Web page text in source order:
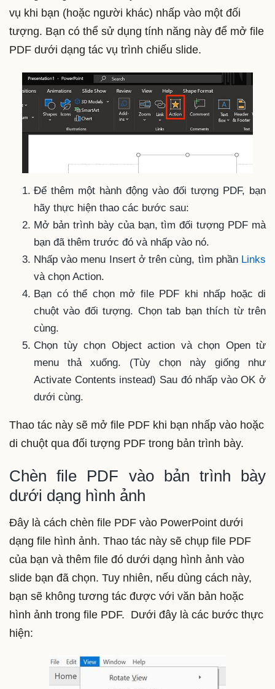
vụ khi bạn (hoặc người khác) nhấp vào một đối
tượng. Bạn có thể sử dụng tính năng này để mở file
PDF dưới dạng tác vụ trình chiếu slide.
Để thêm một hành động vào đối tượng PDF, bạn
hãy thực hiện thao các bước sau:
Mở bản trình bày của bạn, tìm đối tượng PDF mà
bạn đã thêm trước đó và nhấp vào nó.
Nhấp vào menu Insert ở trên cùng, tìm phần Links
và chọn Action.
Bạn có thể chọn mở file PDF khi nhấp hoặc di
chuột vào đối tượng. Chọn tab bạn thích từ trên
cùng.
Chọn tùy chọn Object action và chọn Open từ
menu thả xuống. (Tùy chọn này giống như
Activate Contents instead) Sau đó nhấp vào OK ở
dưới cùng.
Thao tác này sẽ mở file PDF khi bạn nhấp vào hoặc
di chuột qua đối tượng PDF trong bản trình bày.
Chèn file PDF vào bản trình bày
dưới dạng hình ảnh
Đây là cách chèn file PDF vào PowerPoint dưới
dạng file hình ảnh. Thao tác này sẽ chụp file PDF
của bạn và thêm file đó dưới dạng hình ảnh vào
slide bạn đã chọn. Tuy nhiên, nếu dùng cách này,
bạn sẽ không tương tác được với văn bản hoặc
hình ảnh trong file PDF. Dưới đây là các bước thực
hiện: